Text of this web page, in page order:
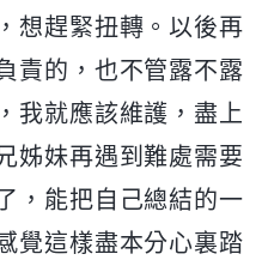
想趕緊扭轉。以後再
責的，也不管露不露
我就應該維護，盡上
姊妹再遇到難處需要
，能把自己總結的一
覺這樣盡本分心裏踏